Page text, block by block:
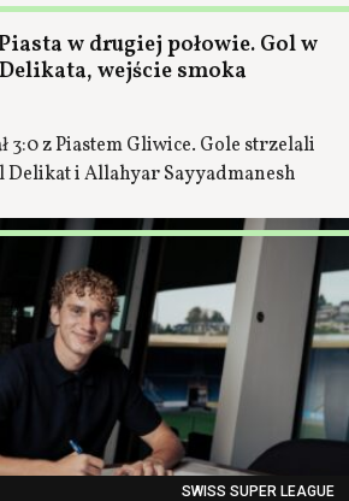
w drugiej połowie. Gol w
wejście smoka
3:0 z Piastem Gliwice. Gole strzelali
i Allahyar Sayyadmanesh
SWISS SUPER LEAGUE